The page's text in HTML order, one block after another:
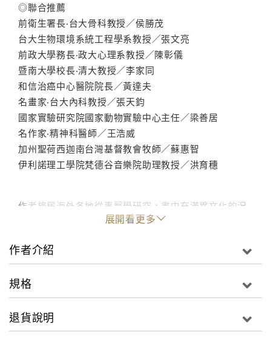
◎聯合推薦
前衛生署長‧台大骨科教授／侯勝茂
台大生物環境系統工程學系教授／張文亮
前政大學務長‧政大心理系教授／陳彰儀
暨南大學校長‧清大教授／李家同
和信治癌中心醫院院長／黃達夫
名畫家‧台大內科教授／張天鈞
國家實驗研究院國家動物實驗中心主任／梁善居
名作家‧精神科醫師／王浩威
加州聖荷西迦南台灣基督教會牧師／蘇惠智
伊利諾理工學院梵德谷音樂院助理教授／洪育穗
作者旅居海外各地從事醫學研究，書中充滿異文化的況
味與他鄉人物溫情，其中不乏令人捧腹大笑的趣事。適
勵，準備出國求學的學子，可從中得到寶貴的經驗分
享，上班族可得到一篇篇輕鬆幽默、深具人生智慧的散
文，研究工作者共同的心聲，亦被作者一一道出。本書
版稅將捐贈台大醫院，以供角膜學術研究及病患治療使
用。
展開看更多
作者介紹
規格
退貨說明